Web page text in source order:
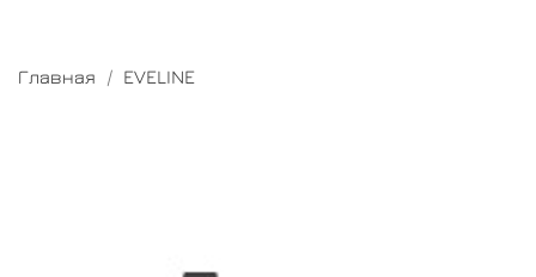
Главная EVELINE